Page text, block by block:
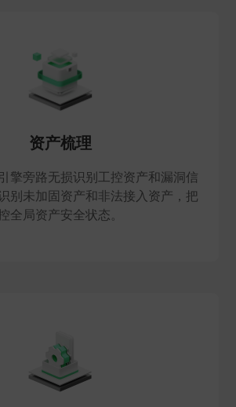
资产梳理
擎旁路无损识别工控资产和漏洞信
别未加固资产和非法接入资产，把
全局资产安全状态。